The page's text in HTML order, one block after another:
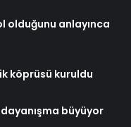
olduğunu anlayınca
köprüsü kuruldu
büyüyor